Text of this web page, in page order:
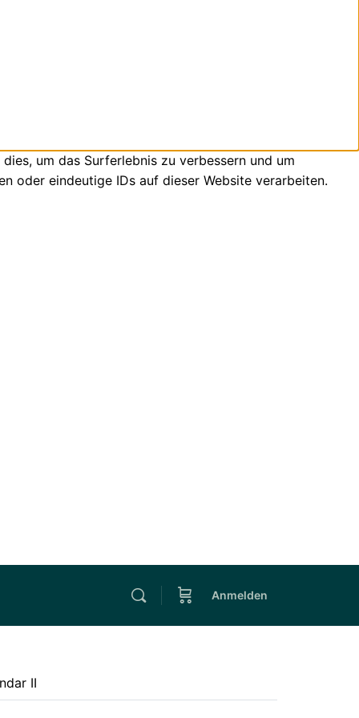
um das Surferlebnis zu verbessern und um
oder eindeutige IDs auf dieser Website verarbeiten.
Anmelden
II